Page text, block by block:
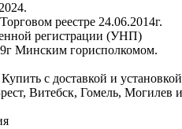
реестре 24.06.2014г.
регистрации (УНП)
Минским горисполкомом.
Купить с доставкой и установкой
Витебск, Гомель, Могилев и